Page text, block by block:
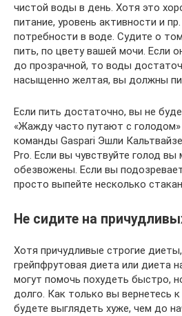
чистой воды в день. Хотя это
питание, уровень активности и
потребности в воде. Судите о
пить, по цвету вашей мочи. Если
до прозрачной, то воды
насыщенно желтая, вы должны
Если пить достаточно, вы не
«Жажду часто путают с голодом»
команды Gaspari Эшли
Pro. Если вы чувствуйте голод
обезвожены. Если вы
просто выпейте несколько
Не сидите на
Хотя причудливые строгие
грейпфрутовая диета или диета
могут помочь похудеть быстро,
долго. Как только вы вернетесь
будете выглядеть хуже, чем до